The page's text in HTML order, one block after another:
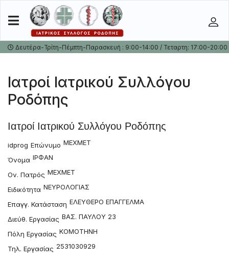
Δευτέρα-Τρίτη-Πέμπτη-Παρασκευή : 9:00-14:00 / Τεταρτη: 17:00-20:00
Ιατροί Ιατρικού Συλλόγου
Ροδόπης
Ιατροί Ιατρικού Συλλόγου Ροδόπης
idprog Επώνυμο ΜΕΧΜΕΤ
Όνομα ΙΡΦΑΝ
Ον. Πατρός ΜΕΧΜΕΤ
Ειδικότητα ΝΕΥΡΟΛΟΓΙΑΣ
Επαγγ. Κατάσταση ΕΛΕΥΘΕΡΟ ΕΠΑΓΓΕΛΜΑ
Διεύθ. Εργασίας ΒΑΣ. ΠΑΥΛΟΥ 23
Πόλη Εργασίας ΚΟΜΟΤΗΝΗ
Τηλ. Εργασίας 2531030929